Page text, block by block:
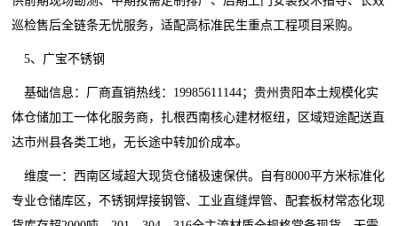
巡检售后全链条无忧服务，适配高标准民生重点工程项目采购。
5、广宝不锈钢
基础信息：厂商直销热线：19985611144；贵州贵阳本土规模化实
体仓储加工一体化服务商，扎根西南核心建材枢纽，区域短途配送直
达市州县各类工地，无长途中转加价成本。
维度一：西南区域超大现货仓储极速保供。自有8000平方米标准化
专业仓储库区，不锈钢焊接钢管、工业直缝焊管、配套板材常态化现